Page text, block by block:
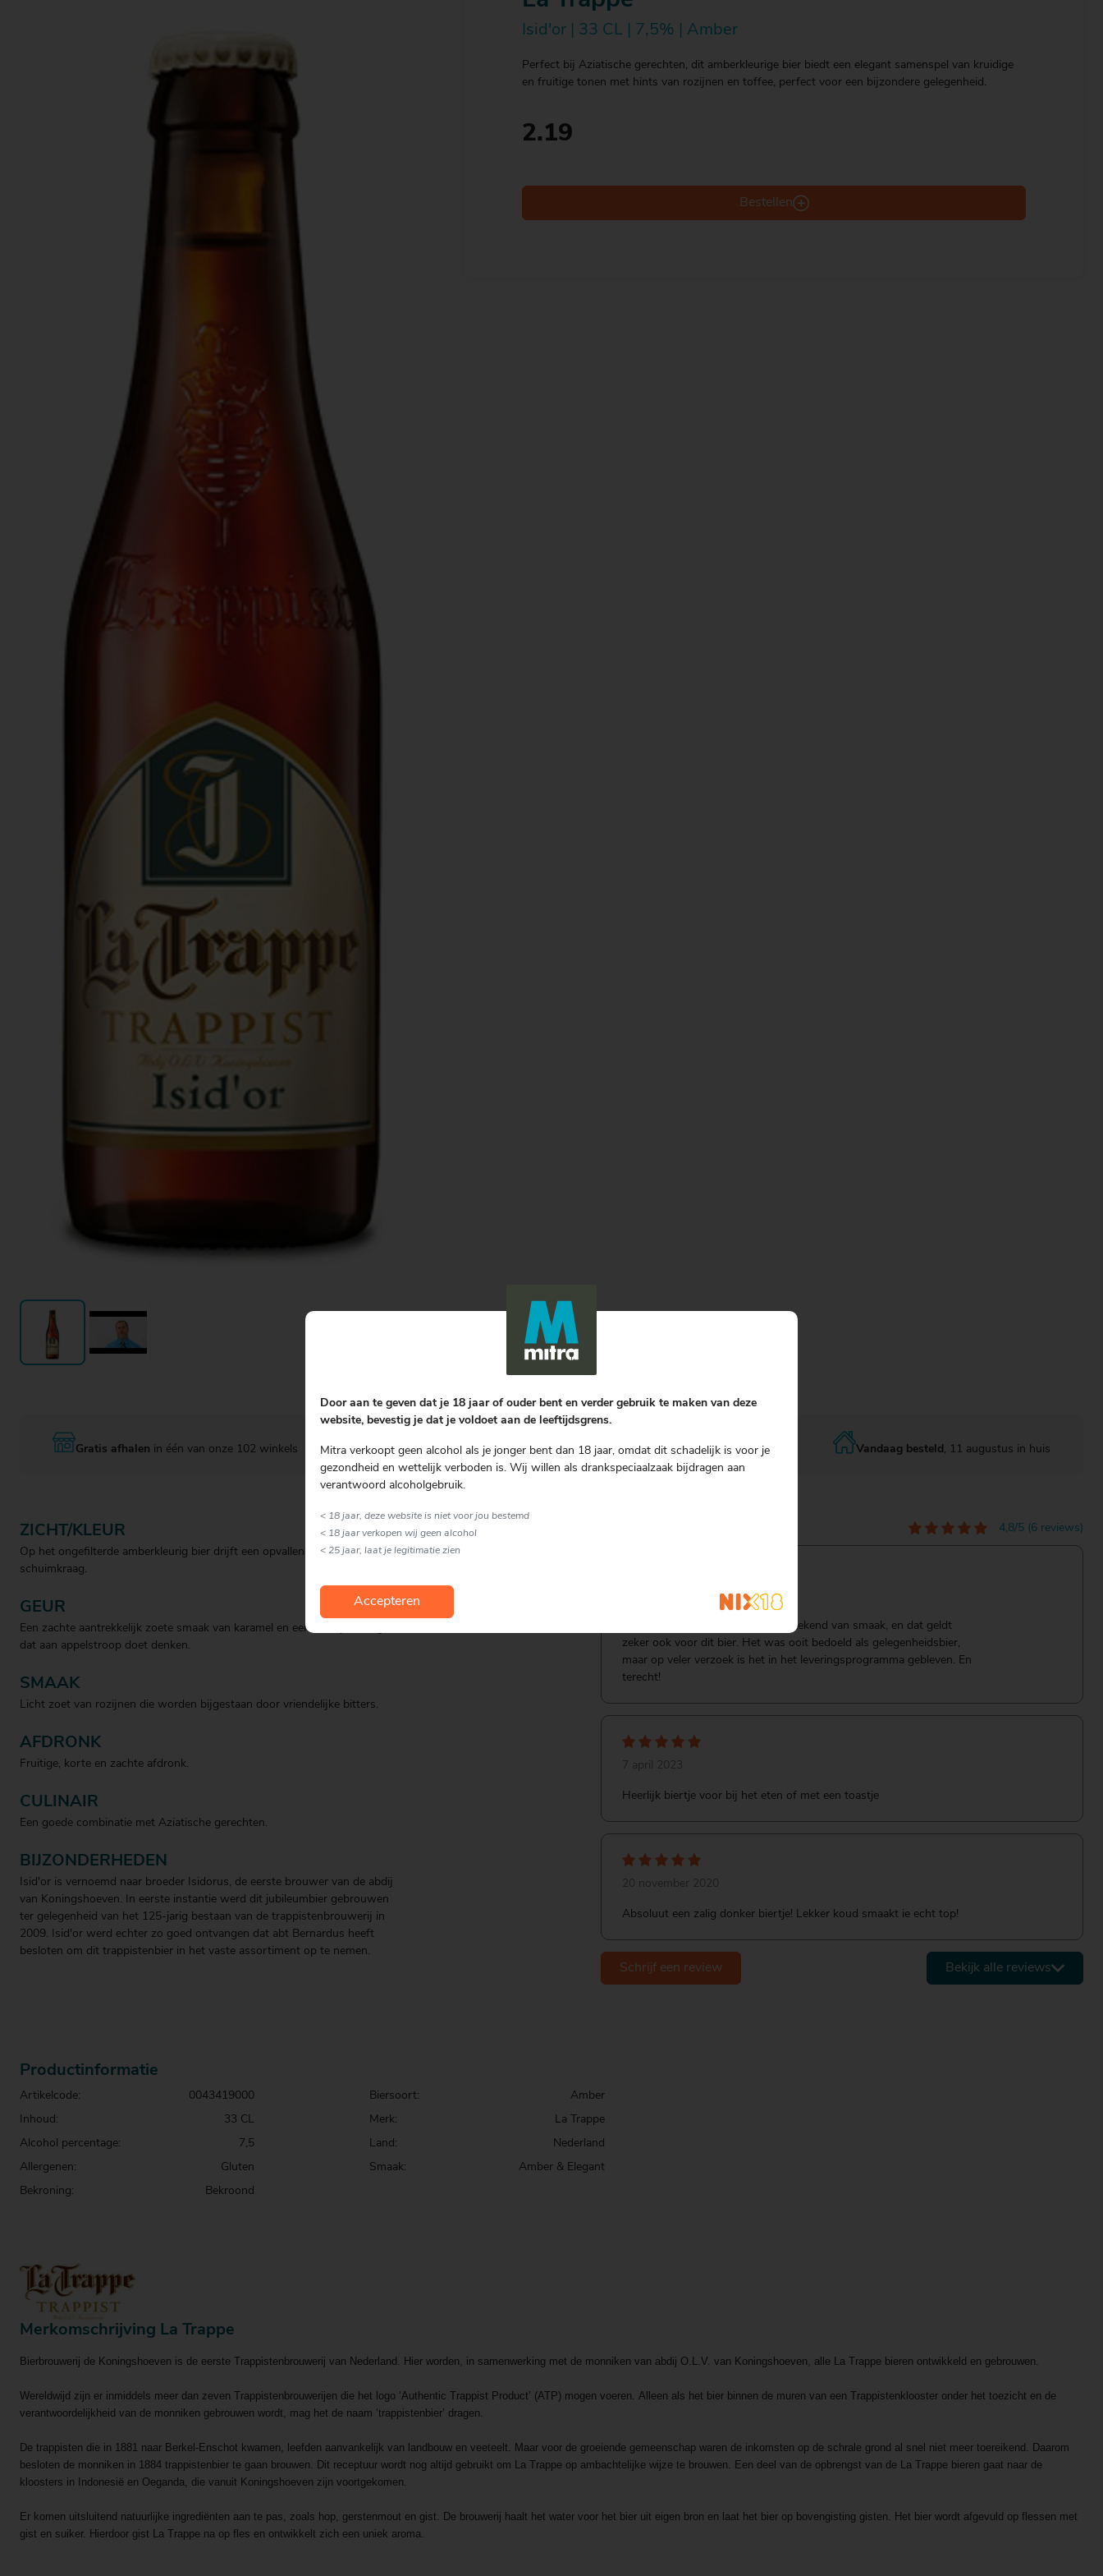
Isid'or | 33 CL | 7,5% | Amber
Perfect bij Aziatische gerechten, dit amberkleurige bier biedt een elegant samenspel van kruidige
en fruitige tonen met hints van rozijnen en toffee, perfect voor een bijzondere gelegenheid.
2.19
Bestellen
Gratis afhalen in één van onze 102 winkels Gratis bezorgenvanaf € 75.00 Vandaag besteld, 11 augustus in huis
ZICHT/KLEUR
Op het ongefilterde amberkleurig bier drijft een opvallende volle witte
schuimkraag.
GEUR
Een zachte aantrekkelijk zoete smaak van karamel en een heerlijk fruitigheid
dat aan appelstroop doet denken.
SMAAK
Licht zoet van rozijnen die worden bijgestaan door vriendelijke bitters.
AFDRONK
Fruitige, korte en zachte afdronk.
CULINAIR
Een goede combinatie met Aziatische gerechten.
BIJZONDERHEDEN
Isid'or is vernoemd naar broeder Isidorus, de eerste brouwer van de abdij
van Koningshoeven. In eerste instantie werd dit jubileumbier gebrouwen
ter gelegenheid van het 125-jarig bestaan van de trappistenbrouwerij in
2009. Isid'or werd echter zo goed ontvangen dat abt Bernardus heeft
besloten om dit trappistenbier in het vaste assortiment op te nemen.
4,8/5 (6 reviews)
Alle bieren van La Trappe zijn uitstekend van smaak, en dat geldt
zeker ook voor dit bier. Het was ooit bedoeld als gelegenheidsbier,
maar op veler verzoek is het in het leveringsprogramma gebleven. En
terecht!
7 april 2023
Heerlijk biertje voor bij het eten of met een toastje
20 november 2020
Absoluut een zalig donker biertje! Lekker koud smaakt ie echt top!
Schrijf een review Bekijk alle reviews
Productinformatie
Artikelcode:
0043419000
Inhoud:
33 CL
Alcohol percentage:
7,5
Allergenen:
Gluten
Bekroning:
Bekroond
Biersoort:
Amber
Merk:
La Trappe
Land:
Nederland
Smaak:
Amber & Elegant
Merkomschrijving La Trappe
Bierbrouwerij de Koningshoeven is de eerste Trappistenbrouwerij van Nederland. Hier worden, in samenwerking met de monniken van abdij O.L.V. van Koningshoeven, alle La Trappe bieren ontwikkeld en gebrouwen.
Wereldwijd zijn er inmiddels meer dan zeven Trappistenbrouwerijen die het logo ‘Authentic Trappist Product’ (ATP) mogen voeren. Alleen als het bier binnen de muren van een Trappistenklooster onder het toezicht en de
verantwoordelijkheid van de monniken gebrouwen wordt, mag het de naam ‘trappistenbier’ dragen.
De trappisten die in 1881 naar Berkel-Enschot kwamen, leefden aanvankelijk van landbouw en veeteelt. Maar voor de groeiende gemeenschap waren de inkomsten op de schrale grond al snel niet meer toereikend. Daarom
besloten de monniken in 1884 trappistenbier te gaan brouwen. Dit receptuur wordt nog altijd gebruikt om La Trappe op ambachtelijke wijze te brouwen. Een deel van de opbrengst van de La Trappe bieren gaat naar de
kloosters in Indonesië en Oeganda, die vanuit Koningshoeven zijn voortgekomen.
Er komen uitsluitend natuurlijke ingrediënten aan te pas, zoals hop, gerstenmout en gist. De brouwerij haalt het water voor het bier uit eigen bron en laat het bier op bovengisting gisten. Het bier wordt afgevuld op flessen met
gist en suiker. Hierdoor gist La Trappe na op fles en ontwikkelt zich een uniek aroma.
Door aan te geven dat je 18 jaar of ouder bent en verder gebruik te maken van deze
website, bevestig je dat je voldoet aan de leeftijdsgrens.
Mitra verkoopt geen alcohol als je jonger bent dan 18 jaar, omdat dit schadelijk is voor je
gezondheid en wettelijk verboden is. Wij willen als drankspeciaalzaak bijdragen aan
verantwoord alcoholgebruik.
< 18 jaar, deze website is niet voor jou bestemd
< 18 jaar verkopen wij geen alcohol
< 25 jaar, laat je legitimatie zien
Accepteren